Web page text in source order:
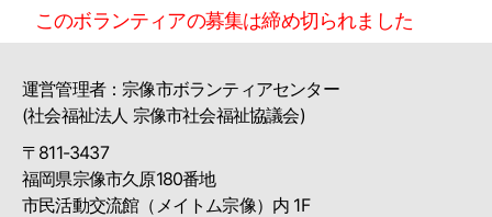
このボランティアの募集は締め切られました
運営管理者：宗像市ボランティアセンター
(社会福祉法人 宗像市社会福祉協議会)
〒811-3437
福岡県宗像市久原180番地
市民活動交流館（メイトム宗像）内 1F